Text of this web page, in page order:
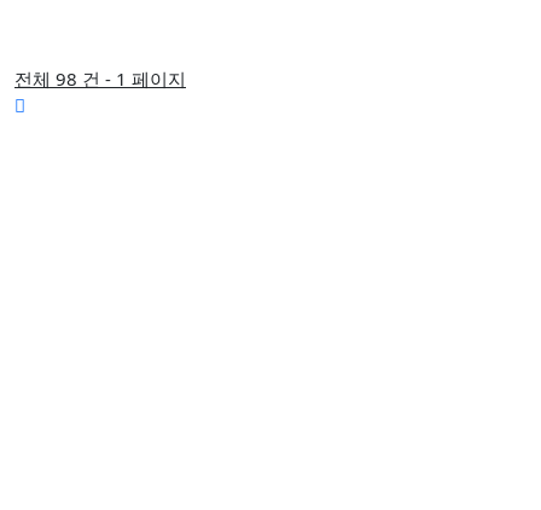
전체 98 건 - 1 페이지